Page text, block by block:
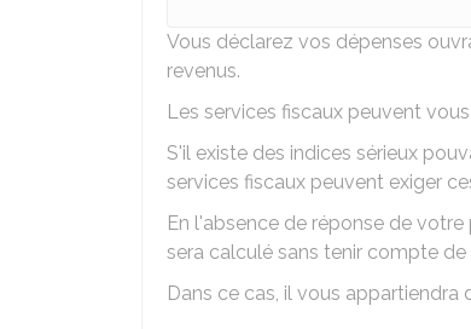
Vous déclarez vos dépenses
revenus.
Les services fiscaux peuvent
S'il existe des indices sérieux
services fiscaux peuvent exiger
En l'absence de réponse de
sera calculé sans tenir compte
Dans ce cas, il vous appartiendra